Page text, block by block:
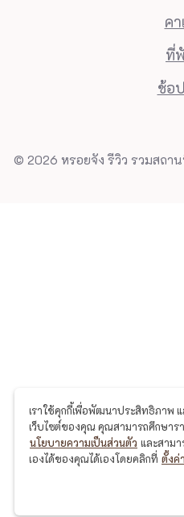
คา
ที่
ช้อ
© 2026 หรอยจัง รีวิว รวมสถา
เราใช้คุกกี้เพื่อพัฒนาประสิทธิภาพ
เว็บไซต์ของคุณ คุณสามารถศึกษาร
นโยบายความเป็นส่วนตัว และสาม
เองได้ของคุณได้เองโดยคลิกที่ ตั้งค่า